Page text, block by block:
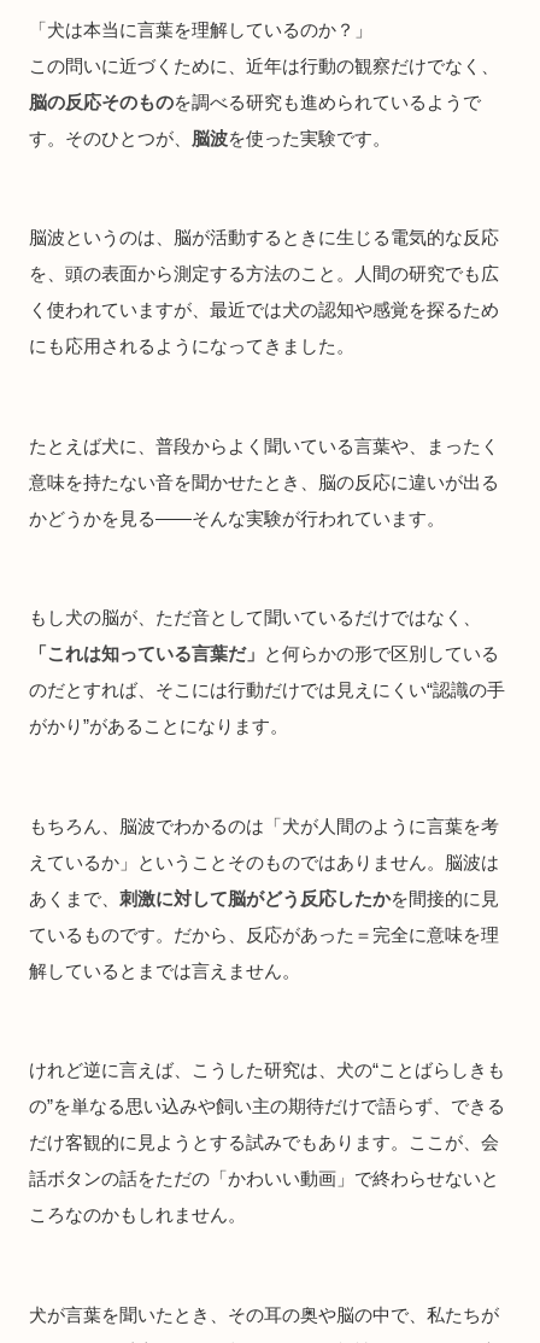
「犬は本当に言葉を理解しているのか？」
この問いに近づくために、近年は行動の観察だけでなく、
脳の反応そのものを調べる研究も進められているようで
す。そのひとつが、 脳波を使った実験です。
脳波というのは、脳が活動するときに生じる電気的な反応
を、頭の表面から測定する方法のこと。人間の研究でも広
く使われていますが、最近では犬の認知や感覚を探るため
にも応用されるようになってきました。
たとえば犬に、普段からよく聞いている言葉や、まったく
意味を持たない音を聞かせたとき、脳の反応に違いが出る
かどうかを見る――そんな実験が行われています。
もし犬の脳が、ただ音として聞いているだけではなく、
「これは知っている言葉だ」 と何らかの形で区別している
のだとすれば、そこには行動だけでは見えにくい“認識の手
がかり”があることになります。
もちろん、脳波でわかるのは「犬が人間のように言葉を考
えているか」ということそのものではありません。脳波は
あくまで、 刺激に対して脳がどう反応したかを間接的に見
ているものです。だから、反応があった＝完全に意味を理
解しているとまでは言えません。
けれど逆に言えば、こうした研究は、犬の“ことばらしきも
の”を単なる思い込みや飼い主の期待だけで語らず、できる
だけ客観的に見ようとする試みでもあります。ここが、会
話ボタンの話をただの「かわいい動画」で終わらせないと
ころなのかもしれません。
犬が言葉を聞いたとき、その耳の奥や脳の中で、私たちが